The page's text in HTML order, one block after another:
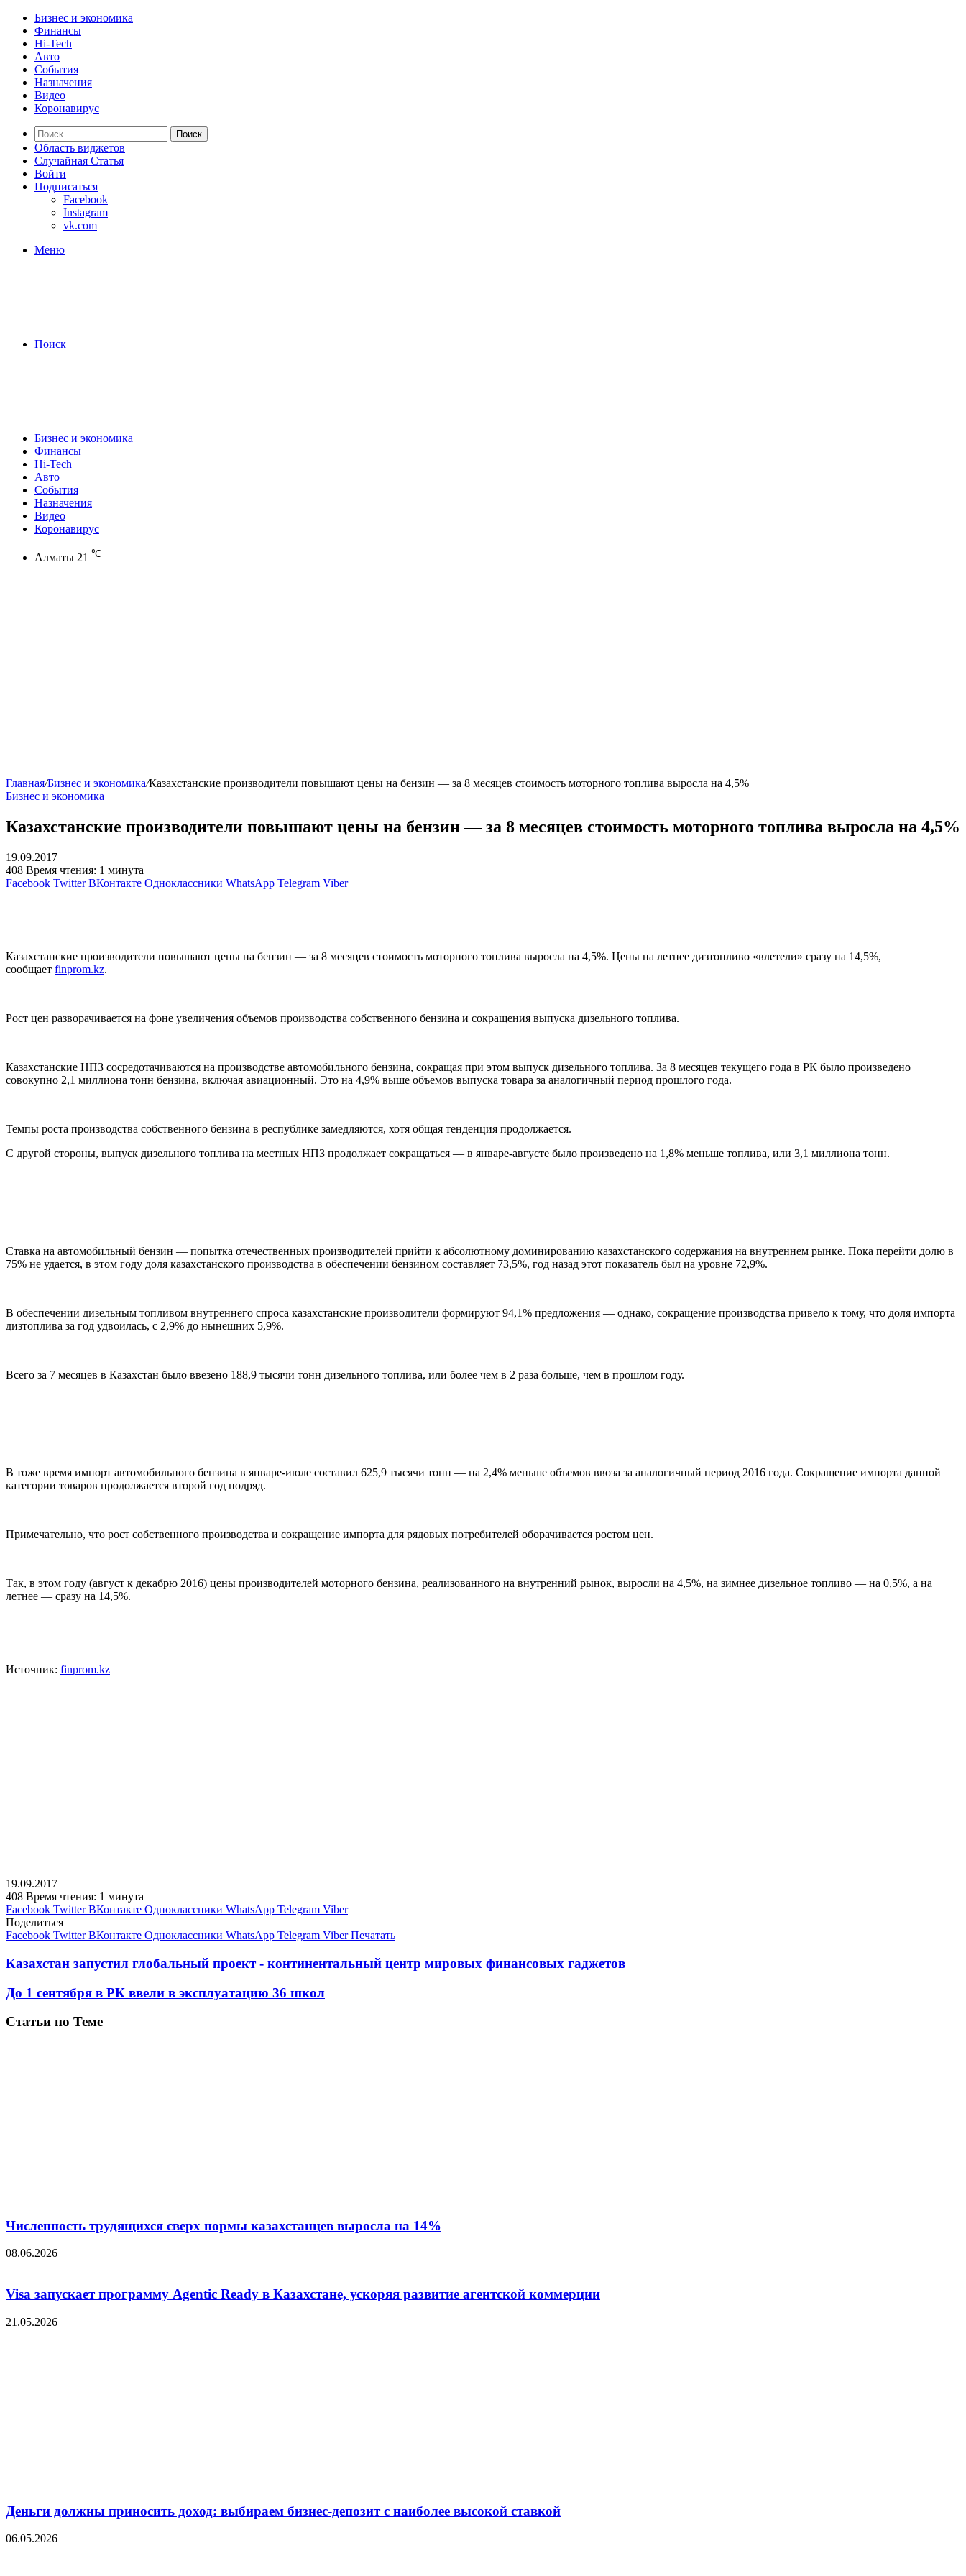
Бизнес и экономика
Финансы
Hi-Tech
Авто
События
Назначения
Видео
Коронавирус
Поиск
Область виджетов
Случайная Статья
Войти
Подписаться
Facebook
Instagram
vk.com
Меню
Поиск
Бизнес и экономика
Финансы
Hi-Tech
Авто
События
Назначения
Видео
Коронавирус
Алматы 21 ℃
Главная/Бизнес и экономика/Казахстанские производители повышают цены на бензин — за 8 месяцев стоимость моторного топлива выросла на 4,5%
Бизнес и экономика
Казахстанские производители повышают цены на бензин — за 8 месяцев стоимость моторного топлива выросла на 4,5%
19.09.2017
408 Время чтения: 1 минута
Facebook Twitter ВКонтакте Одноклассники WhatsApp Telegram Viber
Казахстанские производители повышают цены на бензин — за 8 месяцев стоимость моторного топлива выросла на 4,5%. Цены на летнее дизтопливо «влетели» сразу на 14,5%,
сообщает finprom.kz.
Рост цен разворачивается на фоне увеличения объемов производства собственного бензина и сокращения выпуска дизельного топлива.
Казахстанские НПЗ сосредотачиваются на производстве автомобильного бензина, сокращая при этом выпуск дизельного топлива. За 8 месяцев текущего года в РК было произведено
совокупно 2,1 миллиона тонн бензина, включая авиационный. Это на 4,9% выше объемов выпуска товара за аналогичный период прошлого года.
Темпы роста производства собственного бензина в республике замедляются, хотя общая тенденция продолжается.
С другой стороны, выпуск дизельного топлива на местных НПЗ продолжает сокращаться — в январе-августе было произведено на 1,8% меньше топлива, или 3,1 миллиона тонн.
Ставка на автомобильный бензин — попытка отечественных производителей прийти к абсолютному доминированию казахстанского содержания на внутреннем рынке. Пока перейти долю в
75% не удается, в этом году доля казахстанского производства в обеспечении бензином составляет 73,5%, год назад этот показатель был на уровне 72,9%.
В обеспечении дизельным топливом внутреннего спроса казахстанские производители формируют 94,1% предложения — однако, сокращение производства привело к тому, что доля импорта
дизтоплива за год удвоилась, с 2,9% до нынешних 5,9%.
Всего за 7 месяцев в Казахстан было ввезено 188,9 тысячи тонн дизельного топлива, или более чем в 2 раза больше, чем в прошлом году.
В тоже время импорт автомобильного бензина в январе-июле составил 625,9 тысячи тонн — на 2,4% меньше объемов ввоза за аналогичный период 2016 года. Сокращение импорта данной
категории товаров продолжается второй год подряд.
Примечательно, что рост собственного производства и сокращение импорта для рядовых потребителей оборачивается ростом цен.
Так, в этом году (август к декабрю 2016) цены производителей моторного бензина, реализованного на внутренний рынок, выросли на 4,5%, на зимнее дизельное топливо — на 0,5%, а на
летнее — сразу на 14,5%.
Источник: finprom.kz
19.09.2017
408 Время чтения: 1 минута
Facebook Twitter ВКонтакте Одноклассники WhatsApp Telegram Viber
Поделиться
Facebook Twitter ВКонтакте Одноклассники WhatsApp Telegram Viber Печатать
Казахстан запустил глобальный проект - континентальный центр мировых финансовых гаджетов
До 1 сентября в РК ввели в эксплуатацию 36 школ
Статьи по Теме
Численность трудящихся сверх нормы казахстанцев выросла на 14%
08.06.2026
Visa запускает программу Agentic Ready в Казахстане, ускоряя развитие агентской коммерции
21.05.2026
Деньги должны приносить доход: выбираем бизнес-депозит с наиболее высокой ставкой
06.05.2026